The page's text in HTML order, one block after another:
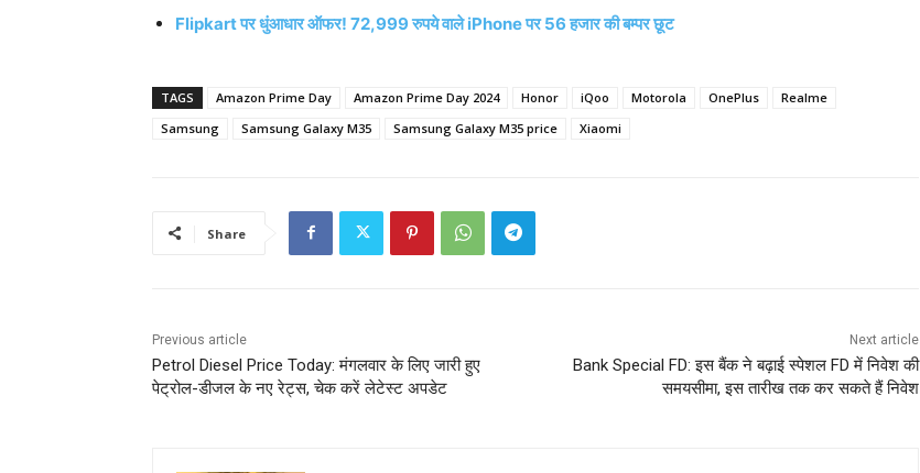
Flipkart पर धुंआधार ऑफर! 72,999 रुपये वाले iPhone पर 56 हजार की बम्पर छूट
TAGS Amazon Prime Day Amazon Prime Day 2024 Honor iQoo Motorola OnePlus
Realme
Samsung
Samsung Galaxy M35 Samsung Galaxy M35 price Xiaomi
Share
Previous article
Petrol Diesel Price Today: मंगलवार के लिए जारी हुए
पेट्रोल-डीजल के नए रेट्स, चेक करें लेटेस्ट अपडेट
Next article
Bank Special FD: इस बैंक ने बढ़ाई स्पेशल FD में निवेश की
समयसीमा, इस तारीख तक कर सकते हैं निवेश